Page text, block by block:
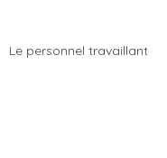
personnel travaillant